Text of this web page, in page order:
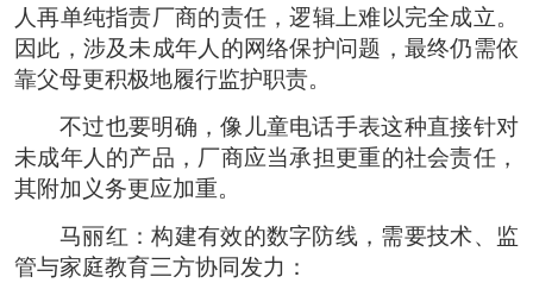
人再单纯指责厂商的责任，逻辑上难以完全成立。
因此，涉及未成年人的网络保护问题，最终仍需依
靠父母更积极地履行监护职责。
不过也要明确，像儿童电话手表这种直接针对
未成年人的产品，厂商应当承担更重的社会责任，
其附加义务更应加重。
马丽红：构建有效的数字防线，需要技术、监
管与家庭教育三方协同发力：